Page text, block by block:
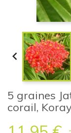

5 graines
corail,